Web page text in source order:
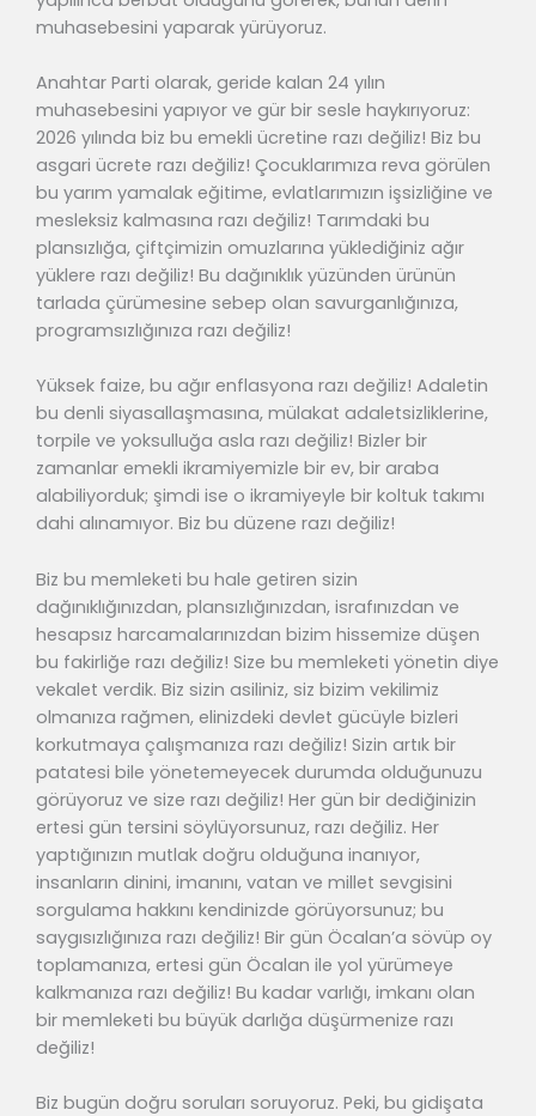
muhasebesini yaparak yürüyoruz.
Anahtar Parti olarak, geride kalan 24 yılın
muhasebesini yapıyor ve gür bir sesle haykırıyoruz:
2026 yılında biz bu emekli ücretine razı değiliz! Biz bu
asgari ücrete razı değiliz! Çocuklarımıza reva görülen
bu yarım yamalak eğitime, evlatlarımızın işsizliğine ve
mesleksiz kalmasına razı değiliz! Tarımdaki bu
plansızlığa, çiftçimizin omuzlarına yüklediğiniz ağır
yüklere razı değiliz! Bu dağınıklık yüzünden ürünün
tarlada çürümesine sebep olan savurganlığınıza,
programsızlığınıza razı değiliz!
Yüksek faize, bu ağır enflasyona razı değiliz! Adaletin
bu denli siyasallaşmasına, mülakat adaletsizliklerine,
torpile ve yoksulluğa asla razı değiliz! Bizler bir
zamanlar emekli ikramiyemizle bir ev, bir araba
alabiliyorduk; şimdi ise o ikramiyeyle bir koltuk takımı
dahi alınamıyor. Biz bu düzene razı değiliz!
Biz bu memleketi bu hale getiren sizin
dağınıklığınızdan, plansızlığınızdan, israfınızdan ve
hesapsız harcamalarınızdan bizim hissemize düşen
bu fakirliğe razı değiliz! Size bu memleketi yönetin diye
vekalet verdik. Biz sizin asiliniz, siz bizim vekilimiz
olmanıza rağmen, elinizdeki devlet gücüyle bizleri
korkutmaya çalışmanıza razı değiliz! Sizin artık bir
patatesi bile yönetemeyecek durumda olduğunuzu
görüyoruz ve size razı değiliz! Her gün bir dediğinizin
ertesi gün tersini söylüyorsunuz, razı değiliz. Her
yaptığınızın mutlak doğru olduğuna inanıyor,
insanların dinini, imanını, vatan ve millet sevgisini
sorgulama hakkını kendinizde görüyorsunuz; bu
saygısızlığınıza razı değiliz! Bir gün Öcalan’a sövüp oy
toplamanıza, ertesi gün Öcalan ile yol yürümeye
kalkmanıza razı değiliz! Bu kadar varlığı, imkanı olan
bir memleketi bu büyük darlığa düşürmenize razı
değiliz!
Biz bugün doğru soruları soruyoruz. Peki, bu gidişata